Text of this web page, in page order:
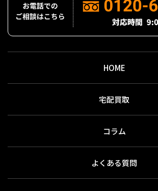
HOME
宅配買取
コラム
よくある質問